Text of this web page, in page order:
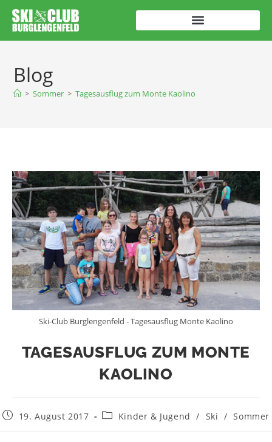
Blog
> Sommer > Tagesausflug zum Monte Kaolino
Ski-Club Burglengenfeld - Tagesausflug Monte Kaolino
TAGESAUSFLUG ZUM MONTE
KAOLINO
19. August 2017 Kinder & Jugend / Ski / Sommer